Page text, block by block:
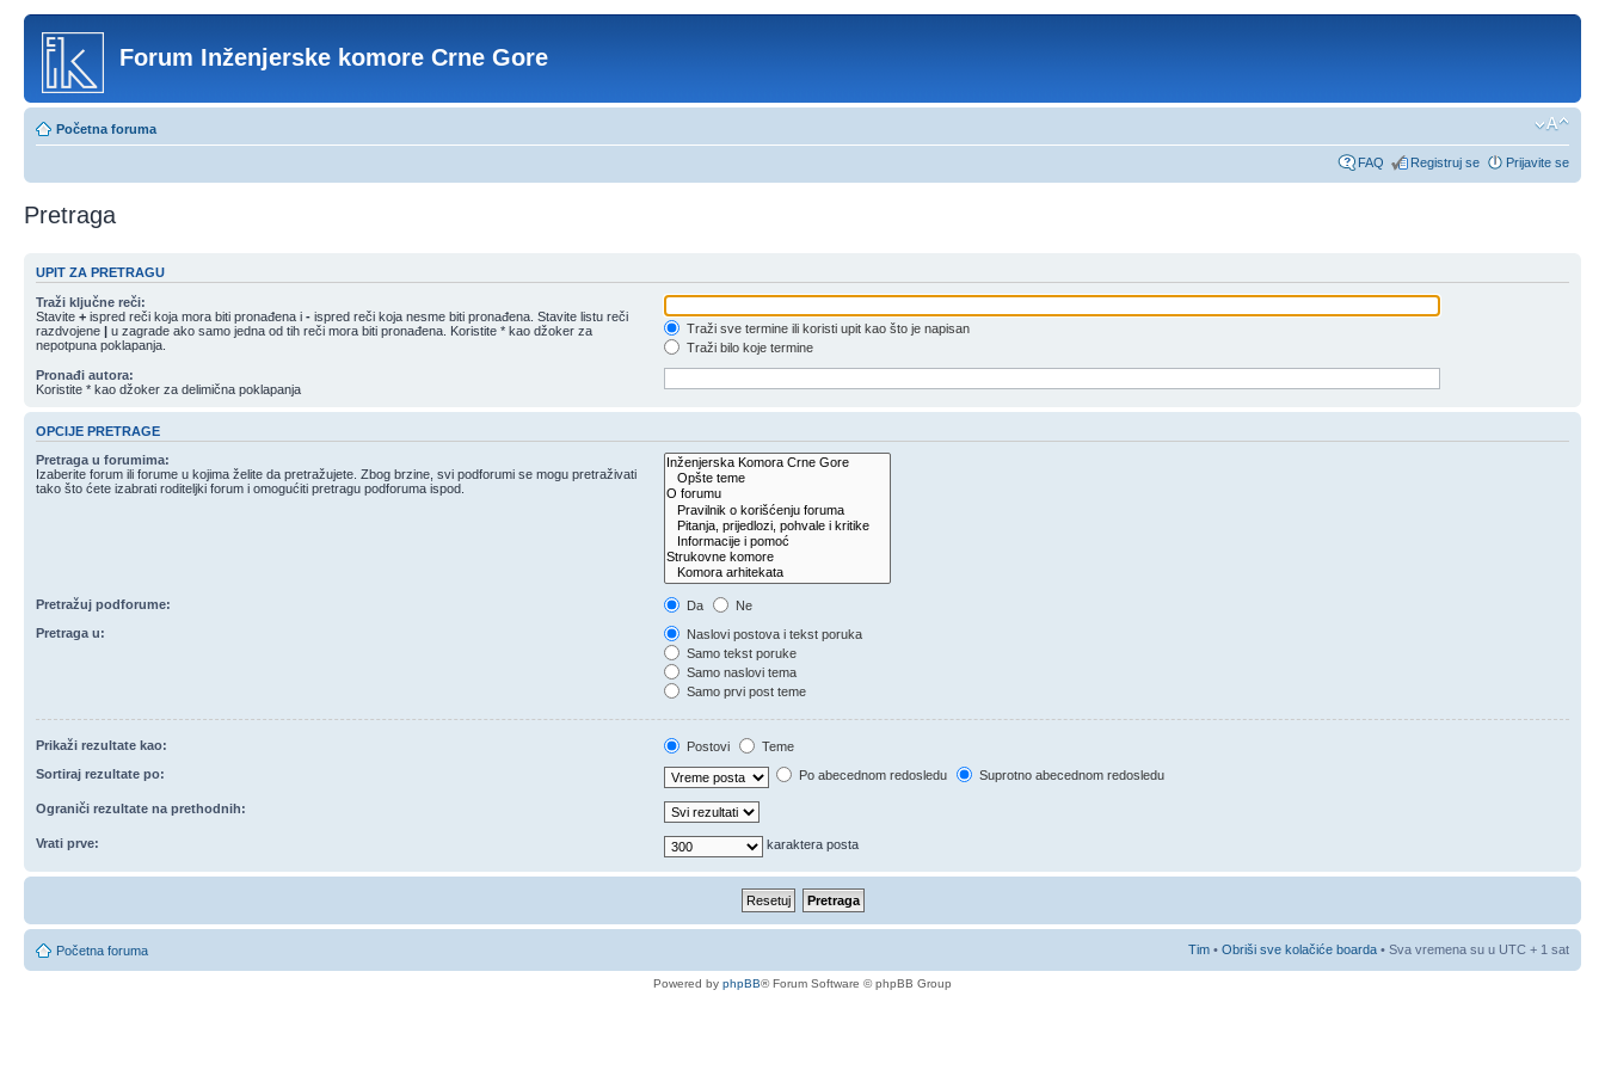
Forum Inženjerske komore Crne Gore
Početna foruma
FAQ Registruj se Prijavite se
Pretraga
UPIT ZA PRETRAGU
Traži ključne reči:
Stavite + ispred reči koja mora biti pronađena i - ispred reči koja nesme biti pronađena. Stavite listu reči
razdvojene | u zagrade ako samo jedna od tih reči mora biti pronađena. Koristite * kao džoker za
nepotpuna poklapanja.
Traži sve termine ili koristi upit kao što je napisan
Traži bilo koje termine
Pronađi autora:
Koristite * kao džoker za delimična poklapanja
OPCIJE PRETRAGE
Pretraga u forumima:
Izaberite forum ili forume u kojima želite da pretražujete. Zbog brzine, svi podforumi se mogu pretraživati
tako što ćete izabrati roditeljki forum i omogućiti pretragu podforuma ispod.
Pretražuj podforume: Da
Ne
Pretraga u:
Naslovi postova i tekst poruka
Samo tekst poruke
Samo naslovi tema
Samo prvi post teme
Prikaži rezultate kao: Postovi
Teme
Sortiraj rezultate po:
Po abecednom redosledu Suprotno abecednom redosledu
Ograniči rezultate na prethodnih:
Vrati prve: karaktera posta
Početna foruma Tim • Obriši sve kolačiće boarda • Sva vremena su u UTC + 1 sat
Powered by phpBB® Forum Software © phpBB Group